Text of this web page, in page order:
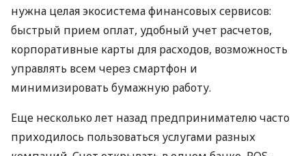
нужна целая экосистема финансовых сервисов:
быстрый прием оплат, удобный учет расчетов,
корпоративные карты для расходов, возможность
управлять всем через смартфон и
минимизировать бумажную работу.
Еще несколько лет назад предпринимателю часто
приходилось пользоваться услугами разных